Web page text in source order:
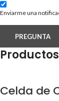
Enviarme una
Celda de